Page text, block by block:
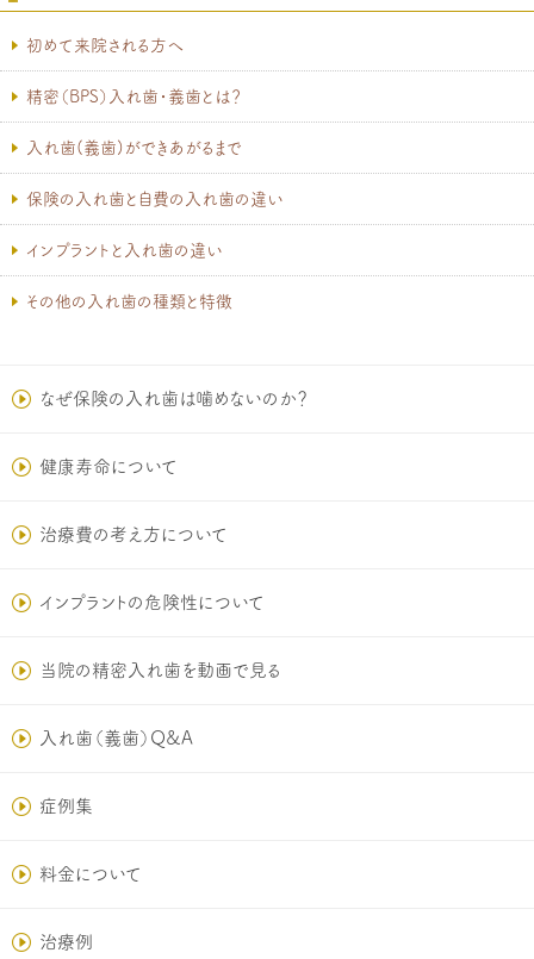
初めて来院される方へ
精密（BPS）入れ歯・義歯とは？
入れ歯(義歯)ができあがるまで
保険の入れ歯と自費の入れ歯の違い
インプラントと入れ歯の違い
その他の入れ歯の種類と特徴
なぜ保険の入れ歯は噛めないのか？
健康寿命について
治療費の考え方について
インプラントの危険性について
当院の精密入れ歯を動画で見る
入れ歯（義歯）Q&A
症例集
料金について
治療例